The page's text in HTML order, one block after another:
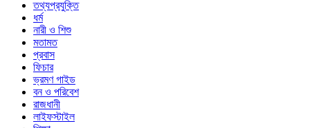
তথ্যপ্রযুক্তি
ধর্ম
নারী ও শিশু
মতামত
প্রবাস
ফিচার
ভ্রমণ গাইড
বন ও পরিবেশ
রাজধানী
লাইফস্টাইল